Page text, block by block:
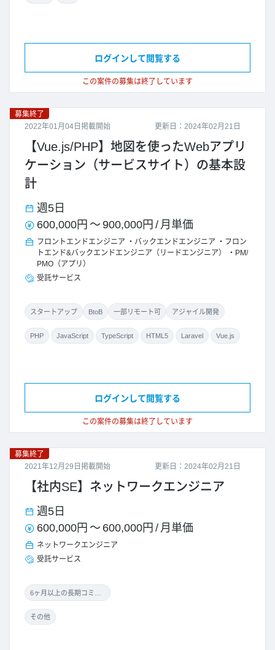
この案件の募集は終了しています
ログインして閲覧する
更新日：2024年02月21日
募集終了
2022年01月04日掲載開始
【Vue.js/PHP】地図を使ったWebアプリ
ケーション（サービスサイト）の基本設
計
週5日
600,000円 ～ 900,000円 / 月単価
フロントエンドエンジニア バックエンドエンジニア
フロン
トエンド&バックエンドエンジニア（リードエンジニア）
PM/
PMO（アプリ）
受託サービス
スタートアップ BtoB 一部リモート可 アジャイル開発
PHP JavaScript TypeScript HTML5 Laravel Vue.js
この案件の募集は終了しています
ログインして閲覧する
更新日：2024年02月21日
募集終了
2021年12月29日掲載開始
【社内SE】ネットワークエンジニア
週5日
600,000円 ～ 600,000円 / 月単価
ネットワークエンジニア
受託サービス
その他